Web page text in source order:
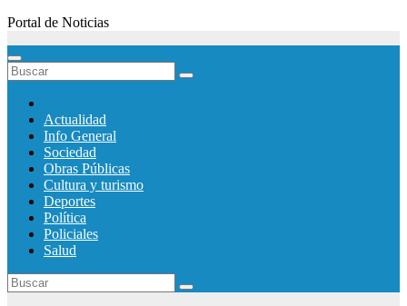
Portal de Noticias
Actualidad
Info General
Sociedad
Obras Públicas
Cultura y turismo
Deportes
Política
Policiales
Salud